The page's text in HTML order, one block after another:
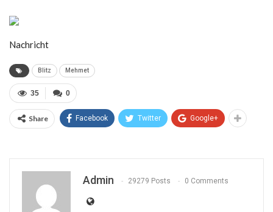
Nachricht
Blitz Mehmet
0
35
Share Facebook Twitter Google+
Admin 29279 Posts 0 Comments